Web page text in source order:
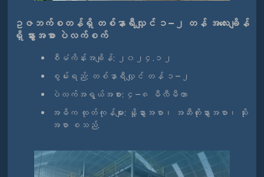
ဥဇဘက်စတန်ရှိ တစ်နာရီလျှင် ၁–၂ တန် အလေးချိန်
ရှိ နွားအစာ ပဲလက်စက်
စီမံကိန်းအချိန်: ၂၀၂၄.၁၂
စွမ်းရည်: တစ်နာရီလျှင် တန် ၁–၂
ပဲလက်အရွယ်အစား: ၄–၈ မီလီမီတာ
အဓိက ထုတ်ကုန်များ: နို့နွားအစာ၊ အဆီတိုးနွားအစာ၊ သိုး
အစာ စသည်.